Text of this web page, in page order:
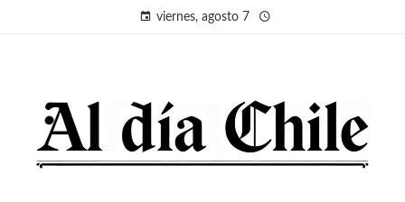
viernes, agosto 7